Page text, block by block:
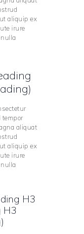
aliquip ex
irure
tempor
aliquat
aliquip ex
irure
H3
H3